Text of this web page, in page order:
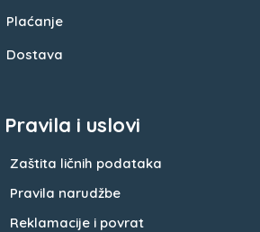
Plaćanje
Dostava
Pravila i uslovi
Zaštita ličnih podataka
Pravila narudžbe
Reklamacije i povrat